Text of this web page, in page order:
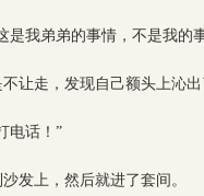
是我弟弟的事情，不是我的
让走，发现自己额头上沁出
电话！”
发上，然后就进了套间。